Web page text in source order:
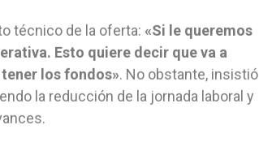
técnico de la oferta: «Si le queremos
Esto quiere decir que va a
los fondos». No obstante, insistió
la reducción de la jornada laboral y